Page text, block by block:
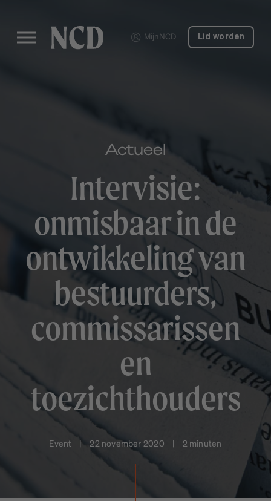
MijnNCD Lid worden
Actueel
Intervisie:
onmisbaar in de
ontwikkeling van
bestuurders,
commissarissen
en
toezichthouders
Event | 22 november 2020 | 2 minuten